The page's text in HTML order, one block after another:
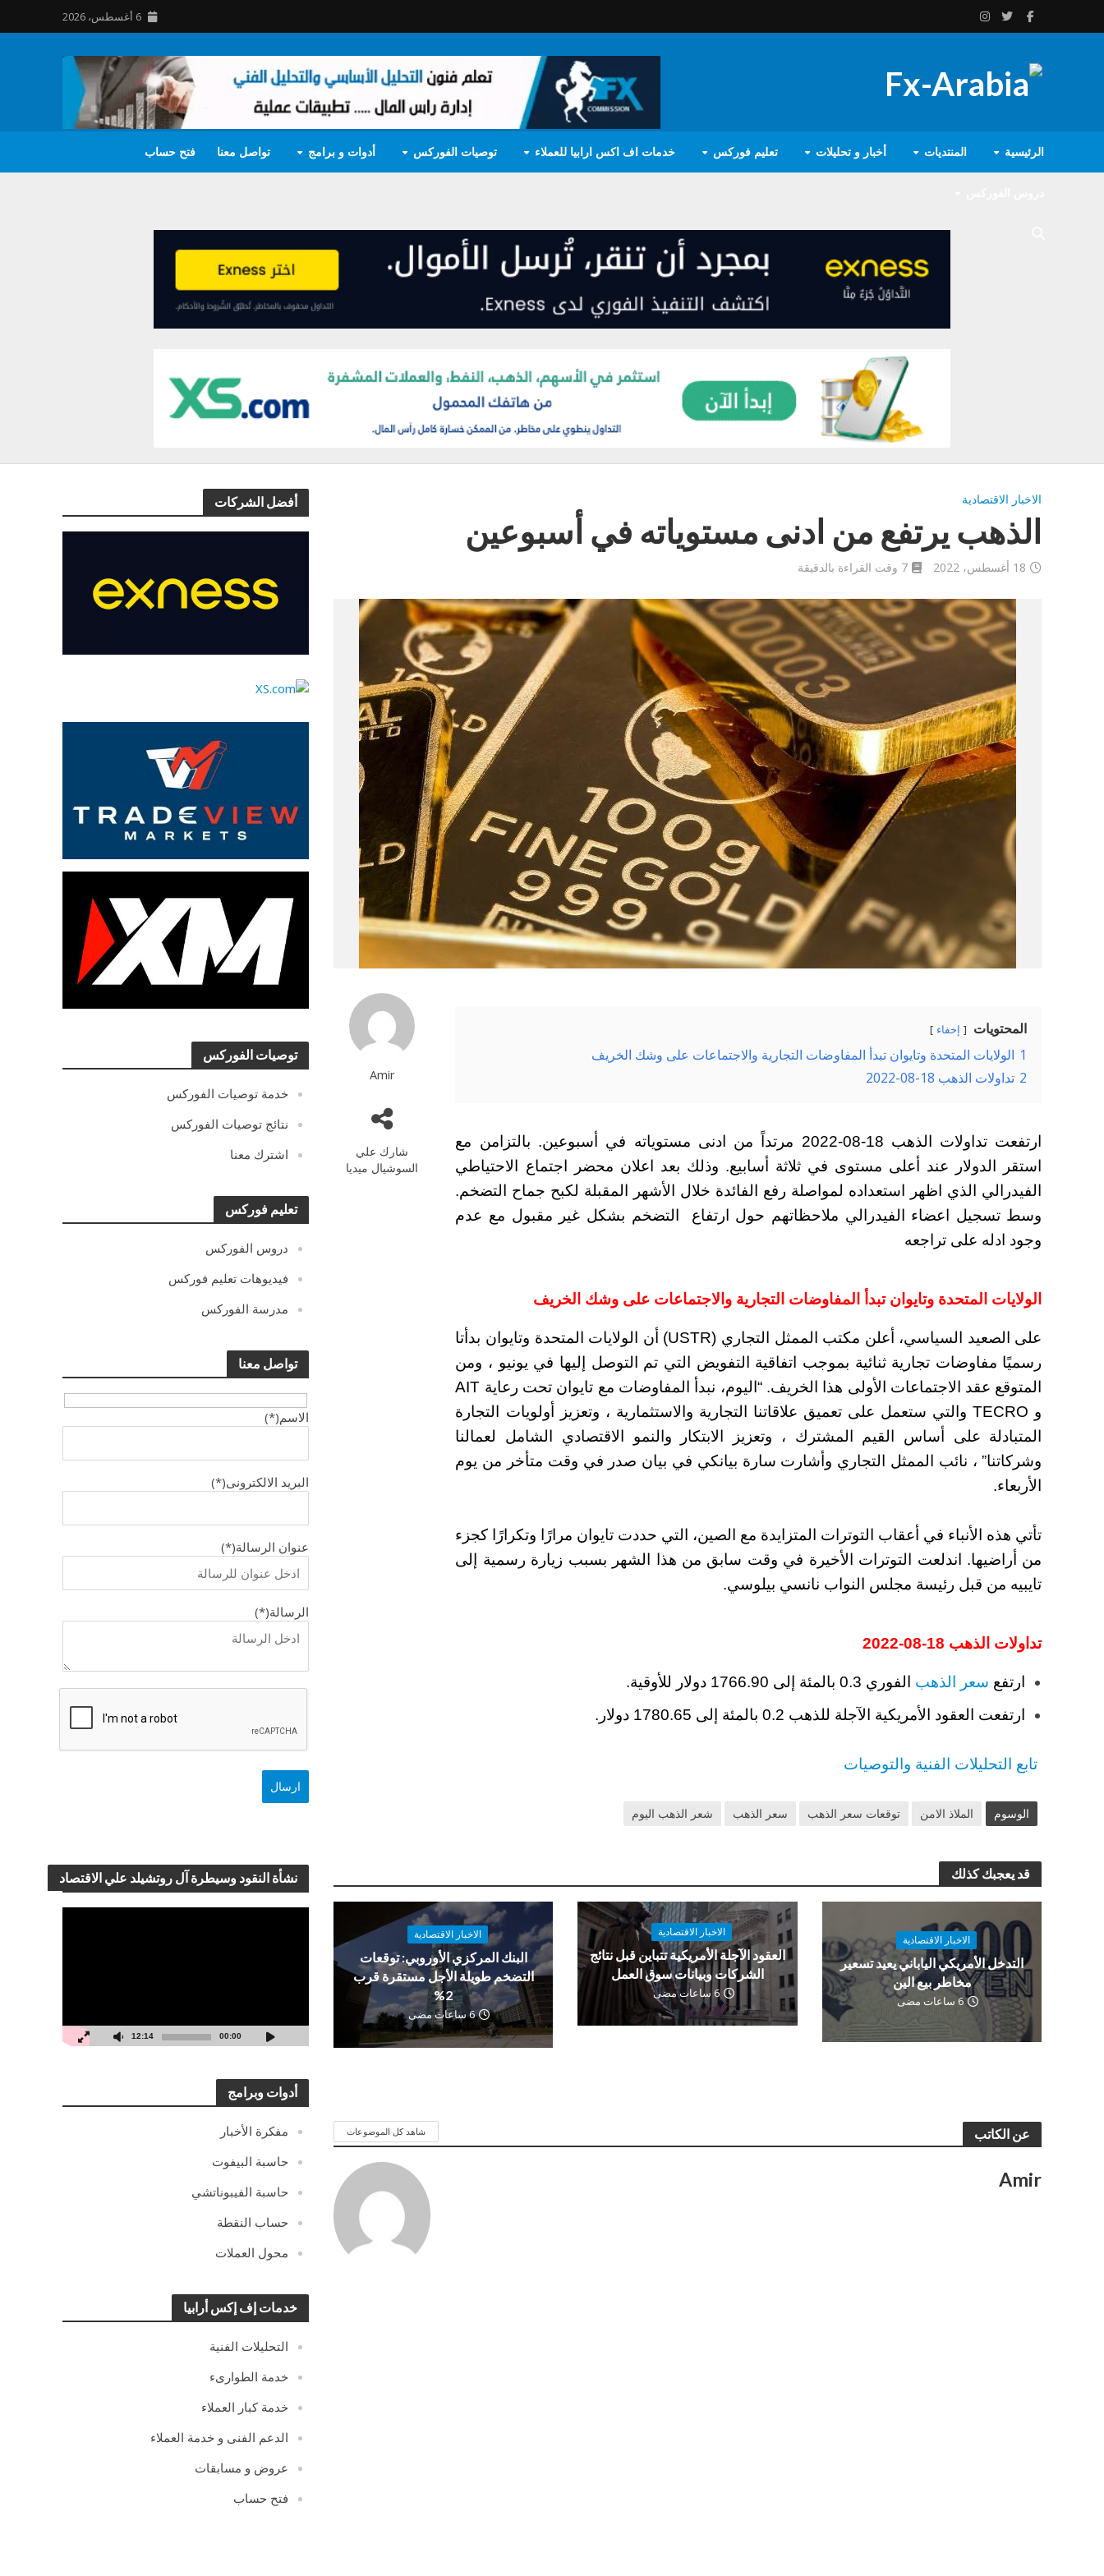
6 أغسطس، 2026
الرئيسية المنتديات أخبار و تحليلات تعليم فوركس خدمات اف اكس ارابيا للعملاء توصيات الفوركس أدوات و برامج تواصل معنا فتح حساب
أفضل الشركات
توصيات الفوركس
خدمة توصيات الفوركس
نتائج توصيات الفوركس
اشترك معنا
تعليم فوركس
دروس الفوركس
فيديوهات تعليم فوركس
مدرسة الفوركس
تواصل معنا
الاسم(*)
البريد الالكترونى(*)
عنوان الرسالة(*)
الرسالة(*)
نشأة النقود وسيطرة آل روتشيلد علي الاقتصاد
00:00
12:14
أدوات وبرامج
مفكرة الأخبار
حاسبة البيفوت
حاسبة الفيبوناتشي
حساب النقطة
محول العملات
خدمات إف إكس أرابيا
التحليلات الفنية
خدمة الطوارىء
خدمة كبار العملاء
الدعم الفنى و خدمة العملاء
عروض و مسابقات
فتح حساب
الاخبار الاقتصادية
الذهب يرتفع من ادنى مستوياته في أسبوعين
18 أغسطس، 2022 7 وقت القراءة بالدقيقة
Amir
شارك علي
السوشيال ميديا
المحتويات إخفاء
1 الولايات المتحدة وتايوان تبدأ المفاوضات التجارية والاجتماعات على وشك الخريف
2 تداولات الذهب 18-08-2022
ارتفعت تداولات الذهب 18-08-2022 مرتداً من ادنى مستوياته في أسبوعين. بالتزامن مع
استقر الدولار عند أعلى مستوى في ثلاثة أسابيع. وذلك بعد اعلان محضر اجتماع الاحتياطي
الفيدرالي الذي اظهر استعداده لمواصلة رفع الفائدة خلال الأشهر المقبلة لكبح جماح التضخم.
وسط تسجيل اعضاء الفيدرالي ملاحظاتهم حول ارتفاع التضخم بشكل غير مقبول مع عدم
وجود ادله على تراجعه
الولايات المتحدة وتايوان تبدأ المفاوضات التجارية والاجتماعات على وشك الخريف
على الصعيد السياسي، أعلن مكتب الممثل التجاري (USTR) أن الولايات المتحدة وتايوان بدأتا
رسميًا مفاوضات تجارية ثنائية بموجب اتفاقية التفويض التي تم التوصل إليها في يونيو ، ومن
المتوقع عقد الاجتماعات الأولى هذا الخريف. “اليوم، نبدأ المفاوضات مع تايوان تحت رعاية AIT
و TECRO والتي ستعمل على تعميق علاقاتنا التجارية والاستثمارية ، وتعزيز أولويات التجارة
المتبادلة على أساس القيم المشترك ، وتعزيز الابتكار والنمو الاقتصادي الشامل لعمالنا
وشركاتنا” ، نائب الممثل التجاري وأشارت سارة بيانكي في بيان صدر في وقت متأخر من يوم
الأربعاء.
تأتي هذه الأنباء في أعقاب التوترات المتزايدة مع الصين، التي حددت تايوان مرارًا وتكرارًا كجزء
من أراضيها. اندلعت التوترات الأخيرة في وقت سابق من هذا الشهر بسبب زيارة رسمية إلى
تايبيه من قبل رئيسة مجلس النواب نانسي بيلوسي.
تداولات الذهب 18-08-2022
ارتفع سعر الذهب الفوري 0.3 بالمئة إلى 1766.90 دولار للأوقية.
ارتفعت العقود الأمريكية الآجلة للذهب 0.2 بالمئة إلى 1780.65 دولار.
تابع التحليلات الفنية والتوصيات
الوسوم الملاذ الامن توقعات سعر الذهب سعر الذهب شعر الذهب اليوم
قد يعجبك كذلك
الاخبار الاقتصادية
التدخل الأمريكي الياباني يعيد تسعير
مخاطر بيع الين
6 ساعات مضى
الاخبار الاقتصادية
العقود الآجلة الأمريكية تتباين قبل نتائج
الشركات وبيانات سوق العمل
6 ساعات مضى
الاخبار الاقتصادية
البنك المركزي الأوروبي: توقعات
التضخم طويلة الأجل مستقرة قرب
2%
6 ساعات مضى
عن الكاتب شاهد كل الموضوعات
Amir